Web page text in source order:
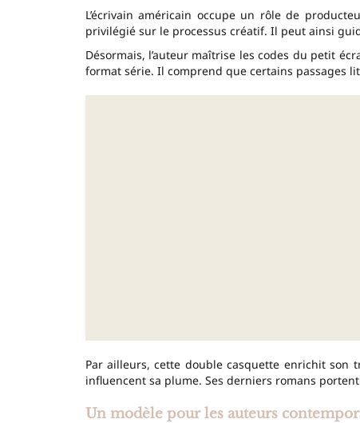
L’écrivain américain occupe un rôle de
privilégié sur le processus créatif. Il peut ainsi
Désormais, l’auteur maîtrise les codes du petit
format série. Il comprend que certains passages
Par ailleurs, cette double casquette enrichit son
influencent sa plume. Ses derniers romans
Un modèle pour les auteurs